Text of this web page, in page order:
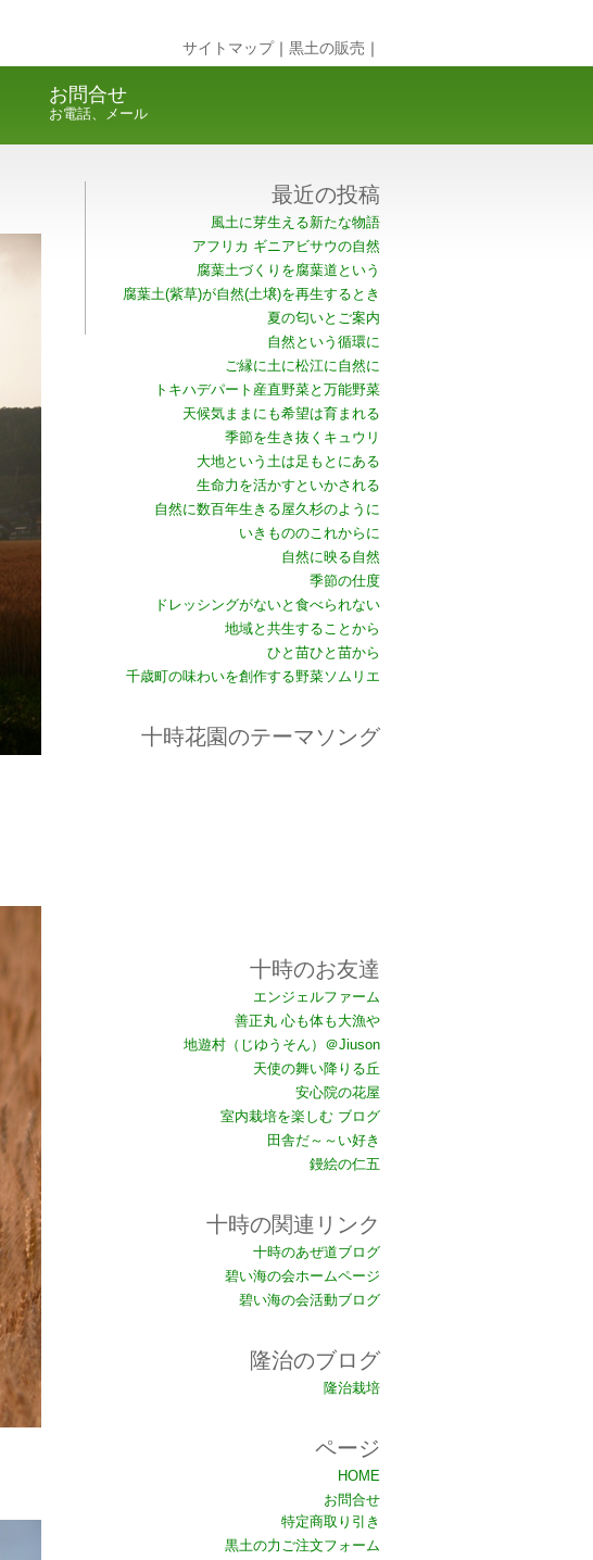
サイトマップ｜ 黒土の販売 ｜
お問合せ
お電話、メール
最近の投稿
風土に芽生える新たな物語
アフリカ ギニアビサウの自然
腐葉土づくりを腐葉道という
腐葉土(紫草)が自然(土壌)を再生するとき
夏の匂いとご案内
自然という循環に
ご縁に土に松江に自然に
トキハデパート産直野菜と万能野菜
天候気ままにも希望は育まれる
季節を生き抜くキュウリ
大地という土は足もとにある
生命力を活かすといかされる
自然に数百年生きる屋久杉のように
いきもののこれからに
自然に映る自然
季節の仕度
ドレッシングがないと食べられない
地域と共生することから
ひと苗ひと苗から
千歳町の味わいを創作する野菜ソムリエ
十時花園のテーマソング
十時のお友達
エンジェルファーム
善正丸 心も体も大漁や
地遊村（じゆうそん）＠Jiuson
天使の舞い降りる丘
安心院の花屋
室内栽培を楽しむ ブログ
田舎だ～～い好き
鏝絵の仁五
十時の関連リンク
十時のあぜ道ブログ
碧い海の会ホームページ
碧い海の会活動ブログ
隆治のブログ
隆治栽培
ページ
HOME
お問合せ
特定商取り引き
黒土の力ご注文フォーム